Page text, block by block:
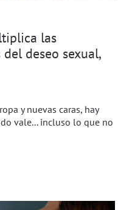
las
deseo sexual,
y nuevas caras, hay
vale... incluso lo que no